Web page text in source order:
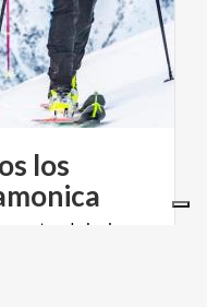
los
y otro de invierno.